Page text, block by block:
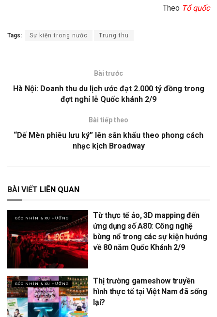
Theo Tổ quốc
Tags: Sự kiện trong nước Trung thu
Bài trước
Hà Nội: Doanh thu du lịch ước đạt 2.000 tỷ đồng trong
đợt nghỉ lễ Quốc khánh 2/9
Bài tiếp theo
“Dế Mèn phiêu lưu ký” lên sân khấu theo phong cách
nhạc kịch Broadway
BÀI VIẾT LIÊN QUAN
GÓC NHÌN & XU HƯỚNG
Từ thực tế ảo, 3D mapping đến
ứng dụng số A80: Công nghệ
bùng nổ trong các sự kiện hướng
về 80 năm Quốc Khánh 2/9
GÓC NHÌN & XU HƯỚNG
Thị trường gameshow truyền
hình thực tế tại Việt Nam đã sống
lại?